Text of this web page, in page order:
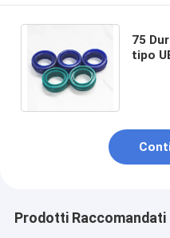
75
tipo
Prodotti Raccomandati